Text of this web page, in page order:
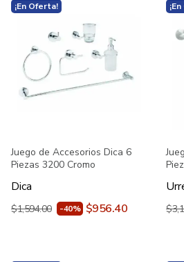
¡En Oferta!
Juego de Accesorios Dica 6
Piezas 3200 Cromo
Dica
$1,594.00 -40% $956.40